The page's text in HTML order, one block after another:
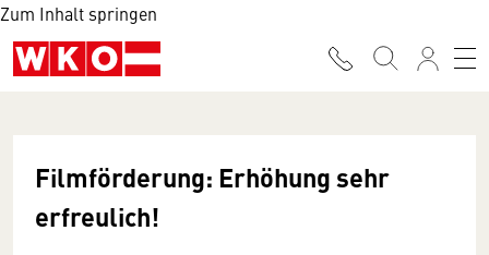
Zum Inhalt springen
Filmförderung: Erhöhung sehr
erfreulich!